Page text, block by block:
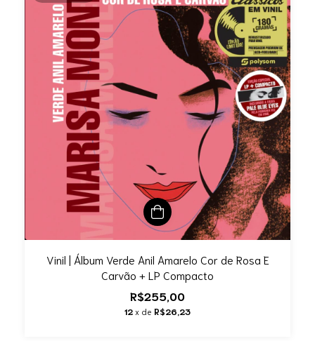
Vinil | Álbum Verde Anil Amarelo Cor de Rosa E
Carvão + LP Compacto
R$255,00
12 x de R$26,23